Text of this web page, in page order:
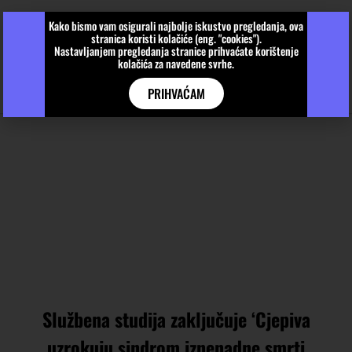
Službena studija zaključuje ‘Cjepiva
Kako bismo vam osigurali najbolje iskustvo pregledanja, ova
stranica koristi kolačiće (eng. "cookies").
Nastavljanjem pregledanja stranice prihvaćate korištenje
kolačića za navedene svrhe.
PRIHVAĆAM